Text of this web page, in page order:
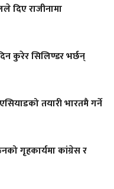
दिए राजीनामा
कुरेर सिलिण्डर भर्छन्
तयारी भारतमै गर्ने
गृहकार्यमा कांग्रेस र